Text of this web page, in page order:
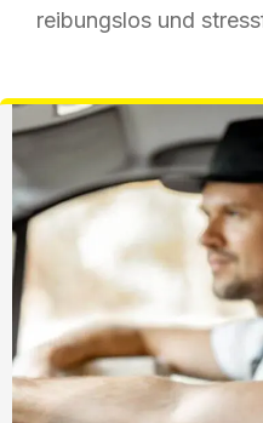
reibungslos und